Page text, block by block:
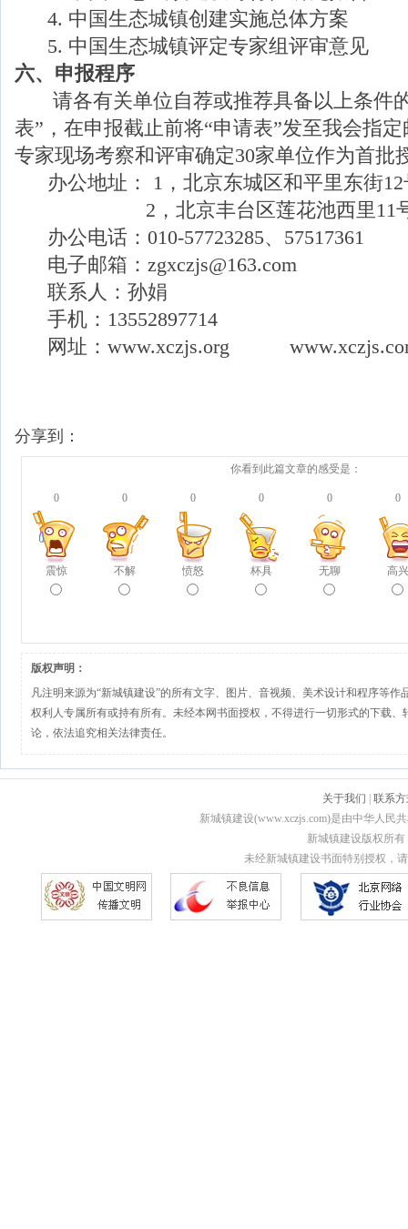
4. 中国生态城镇创建实施总体方案
5. 中国生态城镇评定专家组评审意见
六、申报程序
请各有关单位自荐或推荐具备以上条件
表”，在申报截止前将“申请表”发至我会指
专家现场考察和评审确定30家单位作为首批
办公地址： 1，北京东城区和平里东街12
2，北京丰台区莲花池西里11
办公电话：010-57723285、57517361
电子邮箱：zgxczjs@163.com
联系人：孙娟
手机：13552897714
网址：www.xczjs.org
分享到：
你看到此篇文章的感受是：
0
震惊
0
不解
0
愤怒
0
杯具
0
无聊
0
高兴
版权声明：
凡注明来源为“新城镇建设”的所有文字、图片、音视频、美术设计和程序等作
权利人专属所有或持有所有。未经本网书面授权，不得进行一切形式的下载、
论，依法追究相关法律责任。
关于我们
联系
新城镇建设(www.xczjs.com)是由中华人民
新城镇建设版权所有
未经新城镇建设书面特别授权，